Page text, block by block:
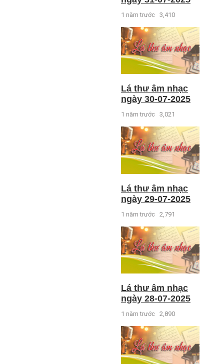
1 năm trước 3,410
Lá thư âm nhạc
ngày 30-07-2025
1 năm trước 3,021
Lá thư âm nhạc
ngày 29-07-2025
1 năm trước 2,791
Lá thư âm nhạc
ngày 28-07-2025
1 năm trước 2,890